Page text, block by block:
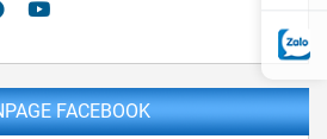
FACEBOOK